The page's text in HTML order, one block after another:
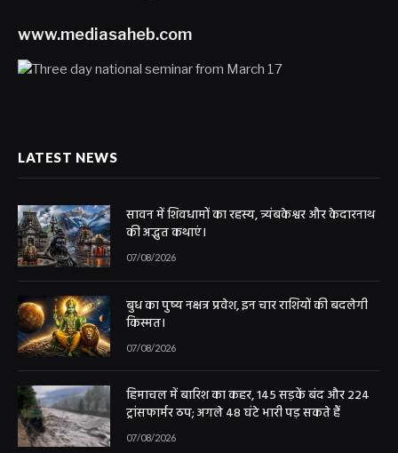
www.mediasaheb.com
LATEST NEWS
सावन में शिवधामों का रहस्य, त्र्यंबकेश्वर और केदारनाथ
की अद्भुत कथाएं।
07/08/2026
बुध का पुष्य नक्षत्र प्रवेश, इन चार राशियों की बदलेगी
किस्मत।
07/08/2026
हिमाचल में बारिश का कहर, 145 सड़कें बंद और 224
ट्रांसफार्मर ठप; अगले 48 घंटे भारी पड़ सकते हैं
07/08/2026